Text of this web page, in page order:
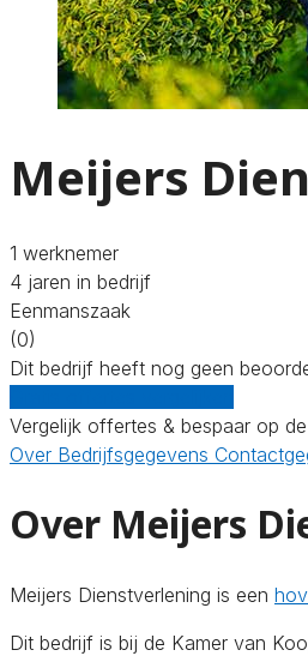
Meijers
1 werknemer
4 jaren in bedrijf
Eenmanszaak
(0)
Dit bedrijf heeft nog geen
Vergelijk offertes & bespaar op
Over Bedrijfsgegevens
Over Meijers
Meijers Dienstverlening is een
Dit bedrijf is bij de Kamer van